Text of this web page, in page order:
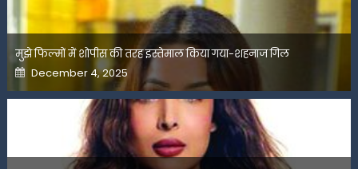
मुझे फिल्मों में शोपीस की तरह इस्तेमाल किया गया-शहनाज गिल
Posted
on
December 4, 2025